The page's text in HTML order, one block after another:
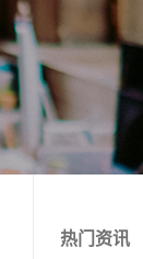
热门资讯